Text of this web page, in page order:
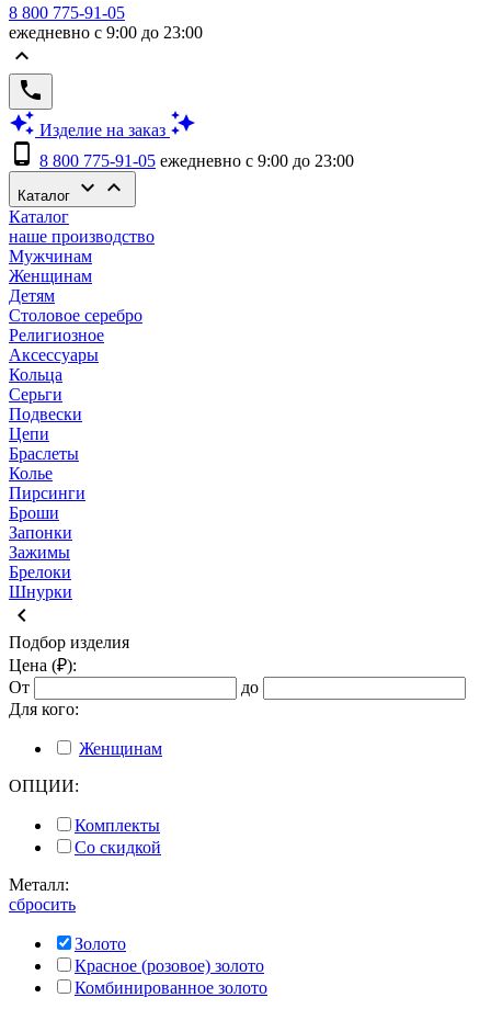
8 800 775-91-05
ежедневно с 9:00 до 23:00
keyboard_arrow_up
phone
auto_awesome Изделие на заказ auto_awesome
phone_android 8 800 775-91-05 ежедневно с 9:00 до 23:00
Каталог keyboard_arrow_down keyboard_arrow_up
Каталог
наше производство
Мужчинам
Женщинам
Детям
Столовое серебро
Религиозное
Аксессуары
Кольца
Серьги
Подвески
Цепи
Браслеты
Колье
Пирсинги
Броши
Запонки
Зажимы
Брелоки
Шнурки
keyboard_arrow_left
Подбор изделия
Цена (₽):
От
до
Для кого:
Женщинам
ОПЦИИ:
Комплекты
Со скидкой
Металл:
сбросить
Золото
Красное (розовое) золото
Комбинированное золото